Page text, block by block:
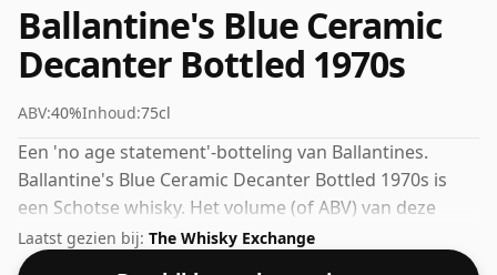
Ballantine's Blue Ceramic
Decanter Bottled 1970s
ABV:40%Inhoud:75cl
Een 'no age statement'-botteling van Ballantines.
Ballantine's Blue Ceramic Decanter Bottled 1970s is
een Schotse whisky. Het volume (of ABV) van deze
whisky is 40 procent, wat gebruikelijk is voor blended
Scotch, hoewel veel single malts-whisky's
Laatst gezien bij: The Whisky Exchange